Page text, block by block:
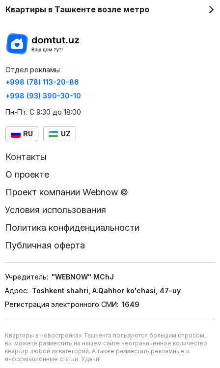
Квартиры в Ташкенте возле метро
Отдел рекламы
+998 (78) 113-20-86
+998 (93) 390-30-10
Пн-Пт. С 9:30 до 18:00
RU UZ
Контакты
О проекте
Проект компании Webnow ©
Условия использования
Политика конфиденциальности
Публичная оферта
Учредитель: "WEBNOW" MChJ
Адрес: Toshkent shahri, A.Qahhor ko'chasi, 47-uy
Регистрация электронного СМИ: 1649
Квартиры в новостройках Ташкента пользуются большим спросом,
вы можете разместить на нашем сайте неограниченное количество
квартир любой из категорий. А также разместить рекламные и
информационные статьи. Удачи!